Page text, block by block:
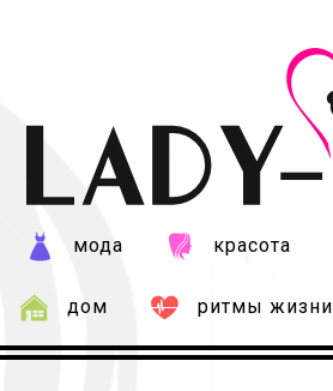
мода красота
дом ритмы жизни